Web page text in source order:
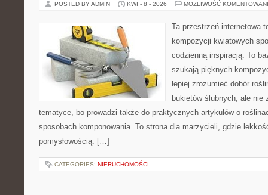
POSTED BY ADMIN KWI - 8 - 2026 MOŻLIWOŚĆ
Ta przestrzeń internetowa
kompozycji kwiatowych
codzienną inspiracją. To
szukają pięknych
lepiej zrozumieć dobór
bukietów ślubnych, ale nie
tematyce, bo prowadzi także do praktycznych artykułów o
sposobach komponowania. To strona dla marzycieli, gdzie
pomysłowością. […]
CATEGORIES: NIERUCHOMOŚCI